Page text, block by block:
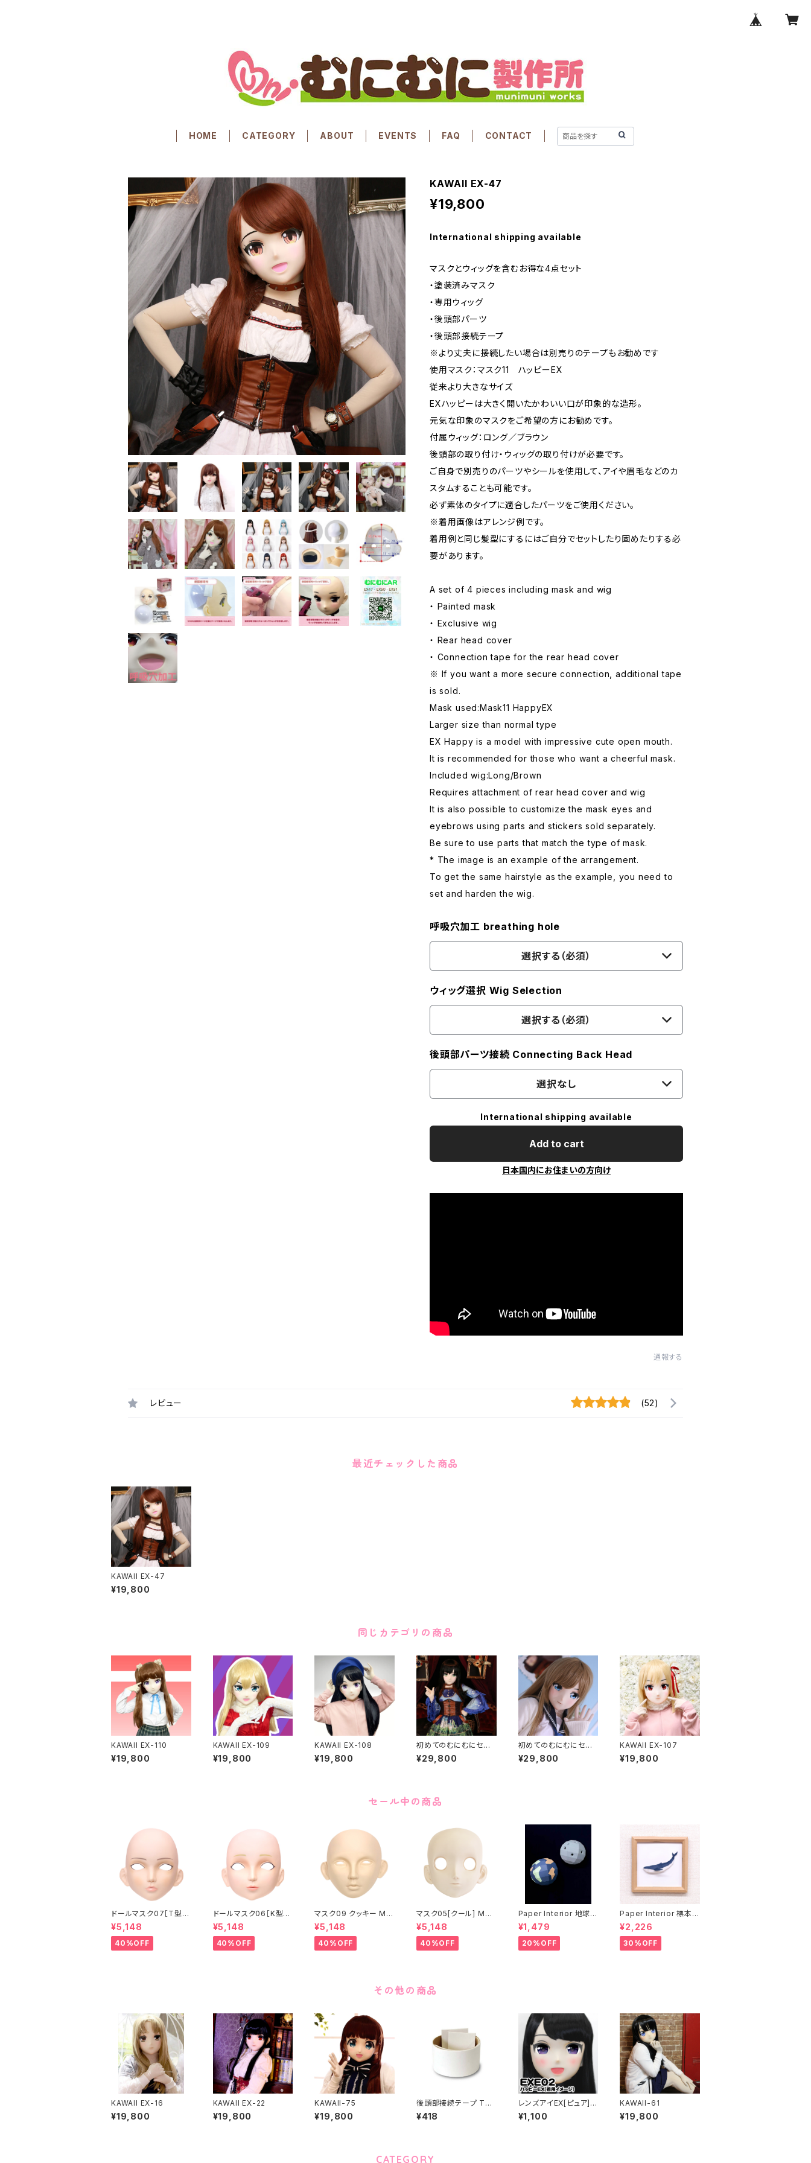
HOME CATEGORY ABOUT EVENTS FAQ CONTACT
KAWAII EX-47
¥19,800
International shipping available
マスクとウィッグを含むお得な4点セット
・塗装済みマスク
・専用ウィッグ
・後頭部パーツ
・後頭部接続テープ
※より丈夫に接続したい場合は別売りのテープもお勧めです
使用マスク：マスク11 ハッピーEX
従来より大きなサイズ
EXハッピーは大きく開いたかわいい口が印象的な造形。
元気な印象のマスクをご希望の方にお勧めです。
付属ウィッグ：ロング／ブラウン
後頭部の取り付け・ウィッグの取り付けが必要です。
ご自身で別売りのパーツやシールを使用して、アイや眉毛などのカ
スタムすることも可能です。
必ず素体のタイプに適合したパーツをご使用ください。
※着用画像はアレンジ例です。
着用例と同じ髪型にするにはご自分でセットしたり固めたりする必
要があります。
A set of 4 pieces including mask and wig
・ Painted mask
・ Exclusive wig
・ Rear head cover
・ Connection tape for the rear head cover
※ If you want a more secure connection, additional tape
is sold.
Mask used:Mask11 HappyEX
Larger size than normal type
EX Happy is a model with impressive cute open mouth.
It is recommended for those who want a cheerful mask.
Included wig:Long/Brown
Requires attachment of rear head cover and wig
It is also possible to customize the mask eyes and
eyebrows using parts and stickers sold separately.
Be sure to use parts that match the type of mask.
* The image is an example of the arrangement.
To get the same hairstyle as the example, you need to
set and harden the wig.
呼吸穴加工 breathing hole
選択する（必須）
ウィッグ選択 Wig Selection
選択する（必須）
後頭部パーツ接続 Connecting Back Head
選択なし
International shipping available
Add to cart
日本国内にお住まいの方向け
通報する
レビュー (52)
最近チェックした商品
KAWAII EX-47
¥19,800
同じカテゴリの商品
KAWAII EX-110
¥19,800
KAWAII EX-109
¥19,800
KAWAII EX-108
¥19,800
初めてのむにむにセット
KAWAII EX-37
¥29,800
初めてのむにむにセット
KAWAII EX-15
¥29,800
KAWAII EX-107
¥19,800
セール中の商品
ドールマスク07［T型］
化粧目穴処理済 MASK
07 [DOLL T] Openin
g eye hole and mak
e up
¥5,148
40%OFF
ドールマスク06［K型］
化粧目穴処理 MASK0
6 [DOLL K] Opening
eye hole and make
up
¥5,148
40%OFF
マスク09 クッキー MA
SK09 “COOKIE”
¥5,148
40%OFF
マスク05[クール] MAS
K05[COOL]
¥5,148
40%OFF
Paper Interior 地球と
月 earth and moon
¥1,479
20%OFF
Paper Interior 標本
クジラ specimen wh
ale
¥2,226
30%OFF
その他の商品
KAWAII EX-16
¥19,800
KAWAII EX-22
¥19,800
KAWAII-75
¥19,800
後頭部接続テープ The
tape of connecting
back of the head p
¥418
レンズアイEX[ピュア]パ
ープル Lens Eye EX
[PURE]purple
¥1,100
KAWAII-61
¥19,800
CATEGORY